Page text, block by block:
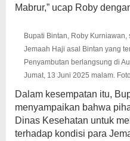
Mabrur,” ucap Roby
Bupati Bintan, Roby
Jemaah Haji asal Bintan yang
Penyambutan berlangsung di
Jumat, 13 Juni 2025 malam.
Dalam kesempatan itu,
menyampaikan bahwa
Dinas Kesehatan untuk
terhadap kondisi para